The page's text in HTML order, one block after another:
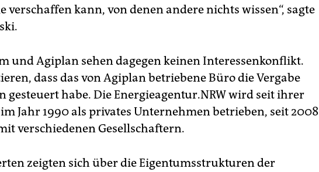
verschaffen kann, von denen andere nichts wissen“, sagte
und Agiplan sehen dagegen keinen Interessenkonflikt.
dass das von Agiplan betriebene Büro die Vergabe
gesteuert habe. Die Energieagentur.NRW wird seit ihrer
Jahr 1990 als privates Unternehmen betrieben, seit 2008
verschiedenen Gesellschaftern.
zeigten sich über die Eigentumsstrukturen der